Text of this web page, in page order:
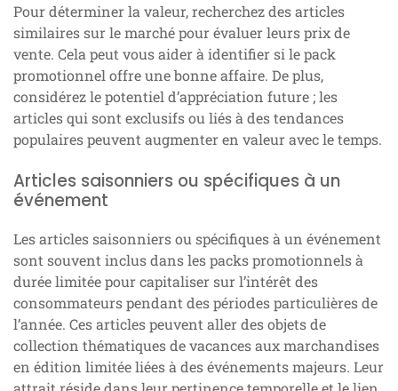
Pour déterminer la valeur, recherchez des articles
similaires sur le marché pour évaluer leurs prix de
vente. Cela peut vous aider à identifier si le pack
promotionnel offre une bonne affaire. De plus,
considérez le potentiel d’appréciation future ; les
articles qui sont exclusifs ou liés à des tendances
populaires peuvent augmenter en valeur avec le temps.
Articles saisonniers ou spécifiques à un
événement
Les articles saisonniers ou spécifiques à un événement
sont souvent inclus dans les packs promotionnels à
durée limitée pour capitaliser sur l’intérêt des
consommateurs pendant des périodes particulières de
l’année. Ces articles peuvent aller des objets de
collection thématiques de vacances aux marchandises
en édition limitée liées à des événements majeurs. Leur